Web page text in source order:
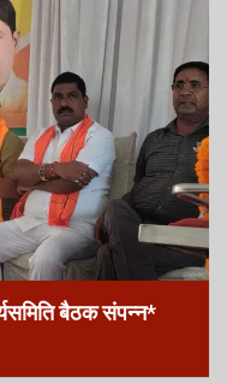
बैठक संपन्न*